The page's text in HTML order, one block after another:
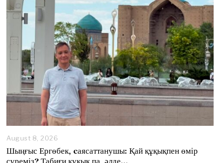
August 8, 2026
u
g
Шыңғыс Ергөбек, cаясаттанушы: Қай құқықпен өмір